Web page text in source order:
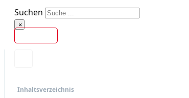
Suchen
×
Inhaltsverzeichnis